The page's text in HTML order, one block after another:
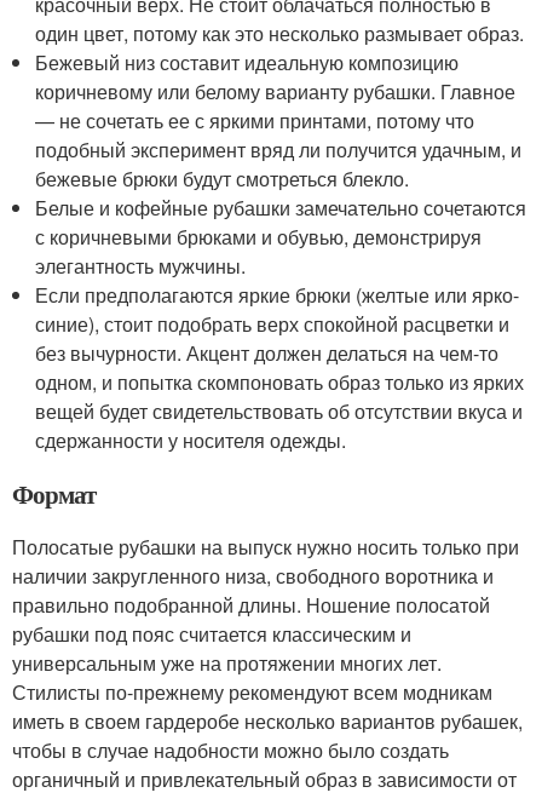
один цвет, потому как это несколько размывает образ.
Бежевый низ составит идеальную композицию
коричневому или белому варианту рубашки. Главное
— не сочетать ее с яркими принтами, потому что
подобный эксперимент вряд ли получится удачным, и
бежевые брюки будут смотреться блекло.
Белые и кофейные рубашки замечательно сочетаются
с коричневыми брюками и обувью, демонстрируя
элегантность мужчины.
Если предполагаются яркие брюки (желтые или ярко-
синие), стоит подобрать верх спокойной расцветки и
без вычурности. Акцент должен делаться на чем-то
одном, и попытка скомпоновать образ только из ярких
вещей будет свидетельствовать об отсутствии вкуса и
сдержанности у носителя одежды.
Формат
Полосатые рубашки на выпуск нужно носить только при
наличии закругленного низа, свободного воротника и
правильно подобранной длины. Ношение полосатой
рубашки под пояс считается классическим и
универсальным уже на протяжении многих лет.
Стилисты по-прежнему рекомендуют всем модникам
иметь в своем гардеробе несколько вариантов рубашек,
чтобы в случае надобности можно было создать
органичный и привлекательный образ в зависимости от